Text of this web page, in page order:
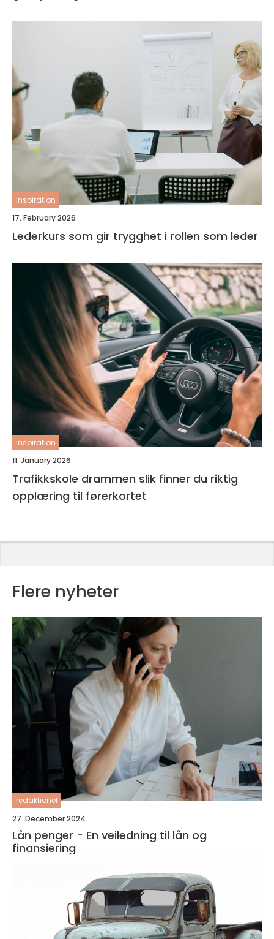
inspiration
17. February 2026
Lederkurs som gir trygghet i rollen som leder
inspiration
11. January 2026
Trafikkskole drammen slik finner du riktig
opplæring til førerkortet
Flere nyheter
redaktionel
27. December 2024
Lån penger - En veiledning til lån og
finansiering